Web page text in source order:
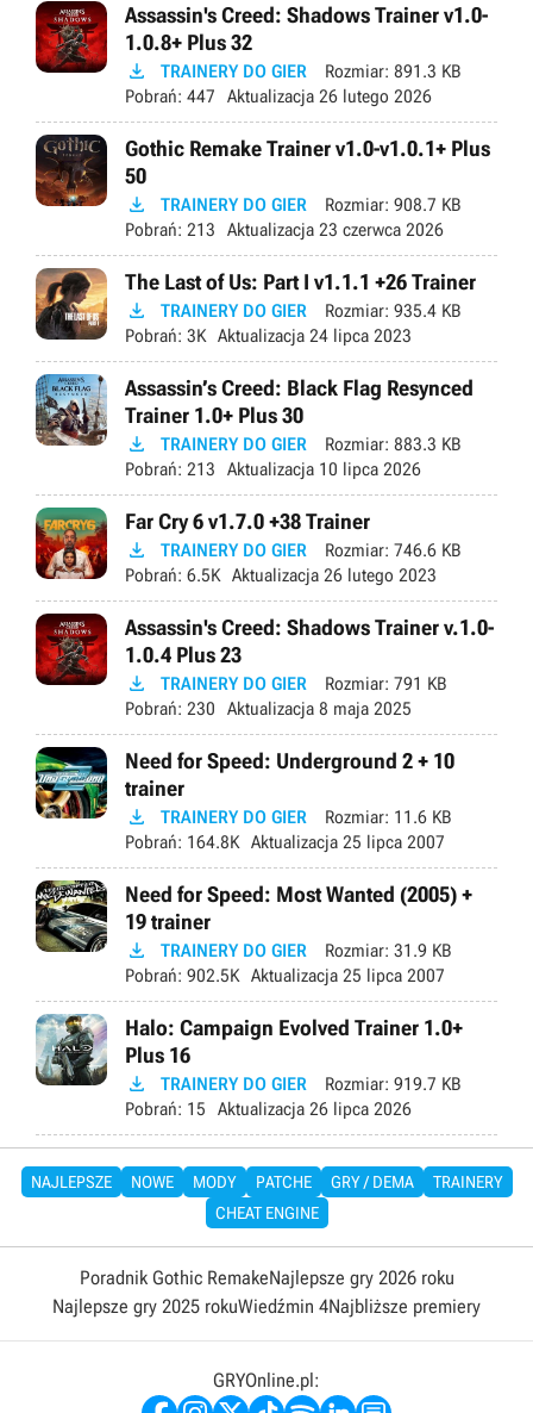
Assassin's Creed: Shadows Trainer v1.0-
1.0.8+ Plus 32
 TRAINERY DO GIER Rozmiar: 891.3 KB
Pobrań: 447 Aktualizacja 26 lutego 2026
Gothic Remake Trainer v1.0-v1.0.1+ Plus
50
 TRAINERY DO GIER Rozmiar: 908.7 KB
Pobrań: 213 Aktualizacja 23 czerwca 2026
The Last of Us: Part I v1.1.1 +26 Trainer
 TRAINERY DO GIER Rozmiar: 935.4 KB
Pobrań: 3K Aktualizacja 24 lipca 2023
Assassin’s Creed: Black Flag Resynced
Trainer 1.0+ Plus 30
 TRAINERY DO GIER Rozmiar: 883.3 KB
Pobrań: 213 Aktualizacja 10 lipca 2026
Far Cry 6 v1.7.0 +38 Trainer
 TRAINERY DO GIER Rozmiar: 746.6 KB
Pobrań: 6.5K Aktualizacja 26 lutego 2023
Assassin's Creed: Shadows Trainer v.1.0-
1.0.4 Plus 23
 TRAINERY DO GIER Rozmiar: 791 KB
Pobrań: 230 Aktualizacja 8 maja 2025
Need for Speed: Underground 2 + 10
trainer
 TRAINERY DO GIER Rozmiar: 11.6 KB
Pobrań: 164.8K Aktualizacja 25 lipca 2007
Need for Speed: Most Wanted (2005) +
19 trainer
 TRAINERY DO GIER Rozmiar: 31.9 KB
Pobrań: 902.5K Aktualizacja 25 lipca 2007
Halo: Campaign Evolved Trainer 1.0+
Plus 16
 TRAINERY DO GIER Rozmiar: 919.7 KB
Pobrań: 15 Aktualizacja 26 lipca 2026
NAJLEPSZE NOWE MODY PATCHE GRY / DEMA
TRAINERY
CHEAT ENGINE
Poradnik Gothic RemakeNajlepsze gry 2026 roku
Najlepsze gry 2025 rokuWiedźmin 4Najbliższe premiery
GRYOnline.pl: